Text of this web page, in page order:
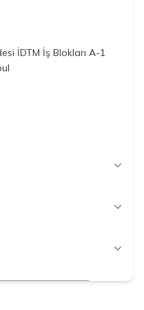
İDTM İş Blokları A-1